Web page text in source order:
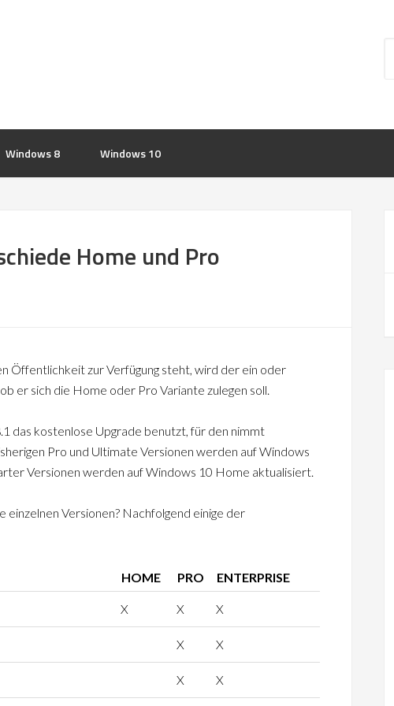
Windows 8 Windows 10
Home und Pro
Öffentlichkeit zur Verfügung steht, wird der ein oder
er sich die Home oder Pro Variante zulegen soll.
das kostenlose Upgrade benutzt, für den nimmt
Pro und Ultimate Versionen werden auf Windows
Versionen werden auf Windows 10 Home aktualisiert.
einzelnen Versionen? Nachfolgend einige der
HOME PRO ENTERPRISE
X X X
X X
X X